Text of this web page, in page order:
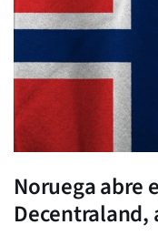
Noruega abre
Decentraland,